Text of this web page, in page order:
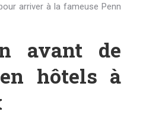
arriver à la fameuse Penn
avant de
hôtels à